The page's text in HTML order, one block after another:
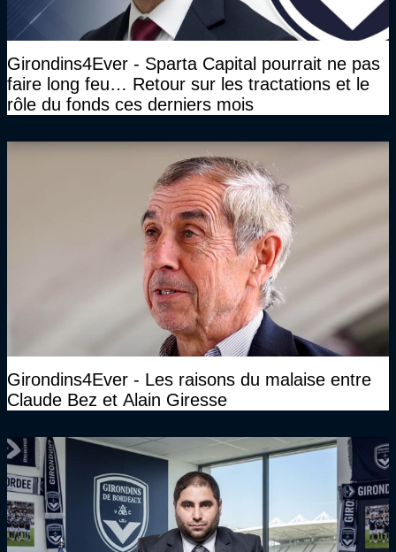
Girondins4Ever - Sparta Capital pourrait ne pas
faire long feu… Retour sur les tractations et le
rôle du fonds ces derniers mois
Girondins4Ever - Les raisons du malaise entre
Claude Bez et Alain Giresse